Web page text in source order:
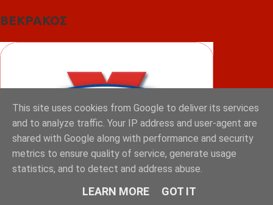
ΒΕΚΡΑΚΟΣ
This site uses cookies from Google to deliver its services
and to analyze traffic. Your IP address and user-agent are
shared with Google along with performance and security
metrics to ensure quality of service, generate usage
statistics, and to detect and address abuse.
LEARN MORE GOT IT